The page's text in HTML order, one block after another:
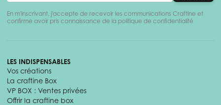
En m'inscrivant, j'accepte de recevoir les communications Craftine et
confirme avoir pris connaissance de la politique de confidentialité
LES INDISPENSABLES
Vos créations
La craftine Box
VP BOX : Ventes privées
Offrir la craftine box